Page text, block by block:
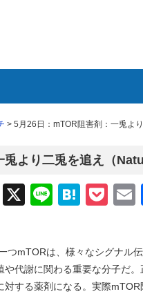
> 5月26日：mTOR阻害剤：一兎よ
より二兎を追え（
Facebook
X Line
は、様々なシグナル伝
や代謝に関わる重要な分子だ
する薬剤になる。実際